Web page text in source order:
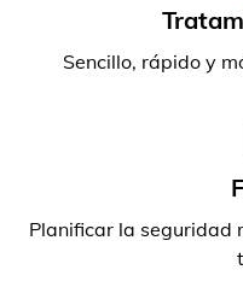
Sencillo, rápido y
Planificar la seguridad